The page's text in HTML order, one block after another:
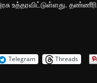
உத்தரவிட்டுள்ளது.
Telegram Threads